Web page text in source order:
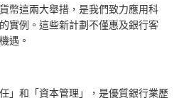
幣這兩大舉措，是我們致力應用科
實例。這些新計劃不僅惠及銀行客
遇。
」和「資本管理」，是優質銀行業歷